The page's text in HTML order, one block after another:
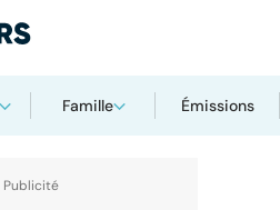
Famille Émissions